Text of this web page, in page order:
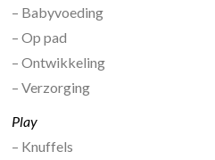
– Babyvoeding
– Op pad
– Ontwikkeling
– Verzorging
Play
– Knuffels